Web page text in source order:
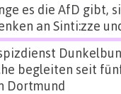
es die AfD gibt,
an Sinti:zze
begleiten seit
Dortmund